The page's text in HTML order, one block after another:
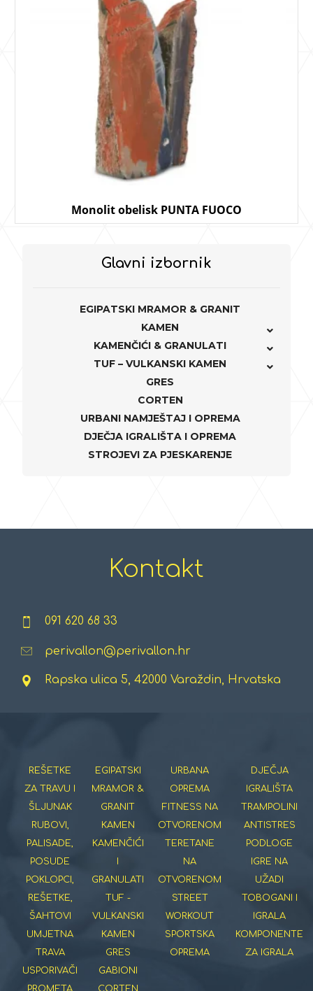
Monolit obelisk PUNTA FUOCO
Glavni izbornik
EGIPATSKI MRAMOR & GRANIT
KAMEN
KAMENČIĆI & GRANULATI
TUF – VULKANSKI KAMEN
GRES
CORTEN
URBANI NAMJEŠTAJ I OPREMA
DJEČJA IGRALIŠTA I OPREMA
STROJEVI ZA PJESKARENJE
Kontakt
091 620 68 33
perivallon@perivallon.hr
Rapska ulica 5, 42000 Varaždin, Hrvatska
REŠETKE
ZA TRAVU I
ŠLJUNAK
RUBOVI,
PALISADE,
POSUDE
POKLOPCI,
REŠETKE,
ŠAHTOVI
UMJETNA
TRAVA
USPORIVAČI
EGIPATSKI
MRAMOR &
GRANIT
KAMEN
KAMENČIĆI
I
GRANULATI
TUF -
VULKANSKI
KAMEN
GRES
GABIONI
URBANA
OPREMA
FITNESS NA
OTVORENOM
TERETANE
NA
OTVORENOM
STREET
WORKOUT
SPORTSKA
OPREMA
DJEČJA
IGRALIŠTA
TRAMPOLINI
ANTISTRES
PODLOGE
IGRE NA
UŽADI
TOBOGANI I
IGRALA
KOMPONENTE
ZA IGRALA